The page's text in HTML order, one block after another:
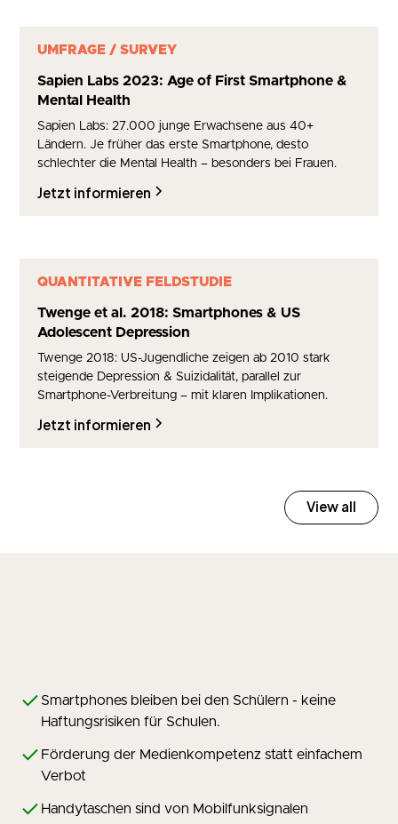
UMFRAGE / SURVEY
Sapien Labs 2023: Age of First Smartphone &
Mental Health
Sapien Labs: 27.000 junge Erwachsene aus 40+
Ländern. Je früher das erste Smartphone, desto
schlechter die Mental Health – besonders bei Frauen.
Jetzt informieren
QUANTITATIVE FELDSTUDIE
Twenge et al. 2018: Smartphones & US
Adolescent Depression
Twenge 2018: US-Jugendliche zeigen ab 2010 stark
steigende Depression & Suizidalität, parallel zur
Smartphone-Verbreitung – mit klaren Implikationen.
Jetzt informieren
View all
Smartphones bleiben bei den Schülern - keine
Haftungsrisiken für Schulen.
Förderung der Medienkompetenz statt einfachem
Verbot
Handytaschen sind von Mobilfunksignalen